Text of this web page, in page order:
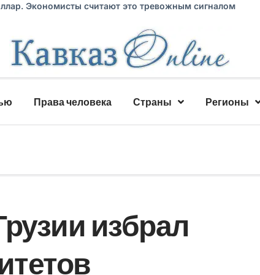
Экономисты считают это тревожным сигналом
Права человека Страны Регионы
избрал